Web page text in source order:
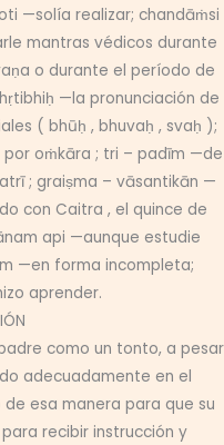
—solía realizar; chandāṁsi
mantras védicos durante
o durante el período de
—la pronunciación de
( bhūḥ , bhuvaḥ , svaḥ );
oṁkāra ; tri – padīm —de
; graiṣma – vāsantikān —
con Caitra , el quince de
api —aunque estudie
—en forma incompleta;
aprender.
como un tonto, a pesar
adecuadamente en el
esa manera para que su
recibir instrucción y